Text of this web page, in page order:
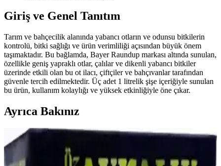
Giriş ve Genel Tanıtım
Tarım ve bahçecilik alanında yabancı otların ve odunsu bitkilerin
kontrolü, bitki sağlığı ve ürün verimliliği açısından büyük önem
taşımaktadır. Bu bağlamda, Bayer Raundup markası altında sunulan,
özellikle geniş yapraklı otlar, çalılar ve dikenli yabancı bitkiler
üzerinde etkili olan bu ot ilacı, çiftçiler ve bahçıvanlar tarafından
güvenle tercih edilmektedir. Üç adet 1 litrelik şişe içeriğiyle sunulan
bu ürün, kullanım kolaylığı ve yüksek etkinliğiyle öne çıkar.
Ayrıca Bakınız
Az Kullanılan Tahıllar: Farro, Arpa, Teff,
Karabuğday ve Milletin Besin Değerleri ve